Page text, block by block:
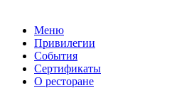
Меню
Привилегии
События
Сертификаты
О ресторане